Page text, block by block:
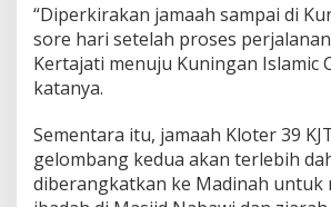
“Diperkirakan jamaah sampai di
sore hari setelah proses
Kertajati menuju Kuningan Islamic
katanya.
Sementara itu, jamaah Kloter 39
gelombang kedua akan terlebih
diberangkatkan ke Madinah untuk